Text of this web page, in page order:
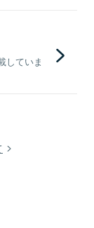
していま